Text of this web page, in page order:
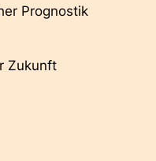
Prognostik
Zukunft